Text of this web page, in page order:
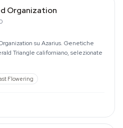
Organization
su Azarius. Genetiche
Triangle californiano, selezionate
Flowering